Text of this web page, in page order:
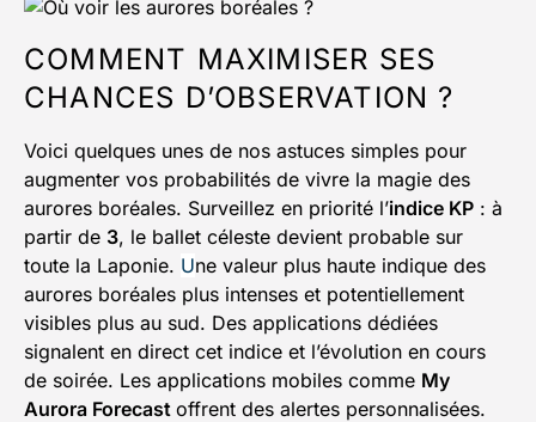
COMMENT MAXIMISER SES
CHANCES D’OBSERVATION ?
Voici quelques unes de nos astuces simples pour
augmenter vos probabilités de vivre la magie des
aurores boréales. Surveillez en priorité l’indice KP : à
partir de 3, le ballet céleste devient probable sur
toute la Laponie. Une valeur plus haute indique des
aurores boréales plus intenses et potentiellement
visibles plus au sud. Des applications dédiées
signalent en direct cet indice et l’évolution en cours
de soirée. Les applications mobiles comme My
Aurora Forecast offrent des alertes personnalisées.